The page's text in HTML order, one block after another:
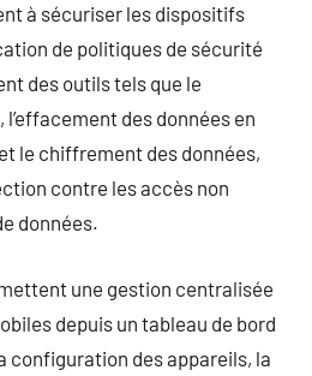
à sécuriser les dispositifs
de politiques de sécurité
des outils tels que le
des données en
le chiffrement des données,
contre les accès non
données.
une gestion centralisée
depuis un tableau de bord
configuration des appareils, la